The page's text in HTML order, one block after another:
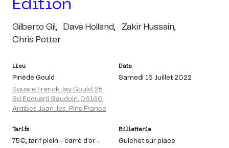
Edition
Gilberto Gil, Dave Holland,
Zakir Hussain,
Chris Potter
Lieu
Pinède Gould
Square Franck Jay Gould, 25
Bd Edouard Baudoin, 06160
Antibes Juan-les-Pins France
Date
Samedi 16 Juillet 2022
Tarifs
75€, tarif plein - carré d'or -
Billetterie
Guichet sur place